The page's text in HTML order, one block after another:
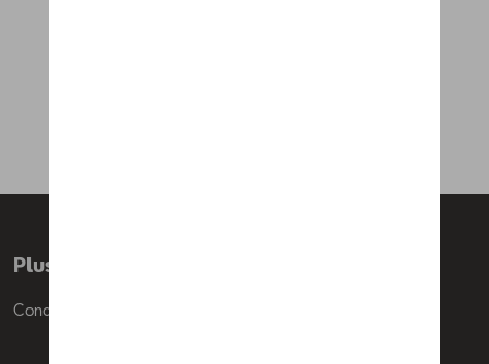
Plus d'informations
Conditions de vente